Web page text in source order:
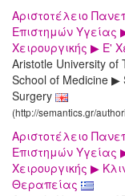
Αριστοτέλειο
Επιστημών Υγείας
Χειρουργικής ▶ Ε'
Aristotle University
School of Medicine
Surgery
(http://semantics.gr/
Αριστοτέλειο
Επιστημών Υγείας
Χειρουργικής ▶
Θεραπείας